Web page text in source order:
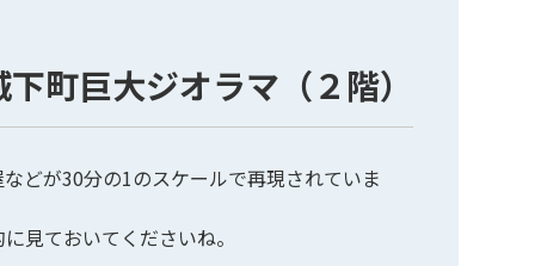
下町巨大ジオラマ（２階）
どが30分の1のスケールで再現されていま
見ておいてくださいね。